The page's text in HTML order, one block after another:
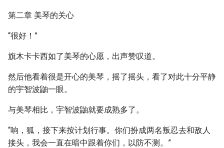
第二章 美琴的关心
“很好！”
旗木卡卡西如了美琴的心愿，出声赞叹道。
然后他看着很是开心的美琴，摇了摇头，看了对此十分平静
的宇智波鼬一眼。
与美琴相比，宇智波鼬就要成熟多了。
“响，狐，接下来按计划行事。你们扮成两名叛忍去和敌人
接头，我会一直在暗中跟着你们，以防不测。”